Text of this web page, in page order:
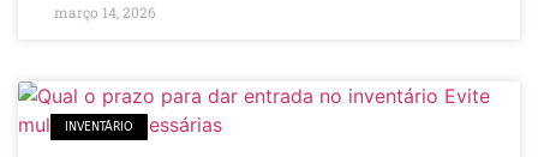
março 14, 2026
INVENTÁRIO